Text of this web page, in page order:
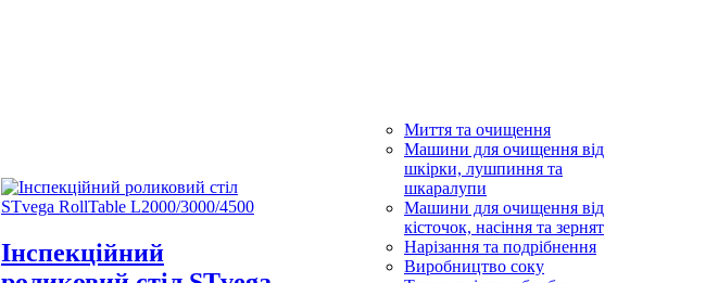
Інспекційний
Миття та очищення
Машини для очищення від
шкірки, лушпиння та
шкаралупи
Машини для очищення від
кісточок, насіння та зернят
Нарізання та подрібнення
Виробництво соку